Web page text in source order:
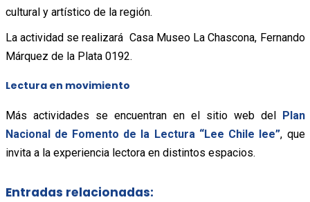
cultural y artístico de la región.
La actividad se realizará Casa Museo La Chascona, Fernando
Márquez de la Plata 0192.
Lectura en movimiento
Más actividades se encuentran en el sitio web del Plan
Nacional de Fomento de la Lectura “Lee Chile lee”, que
invita a la experiencia lectora en distintos espacios.
Entradas relacionadas: